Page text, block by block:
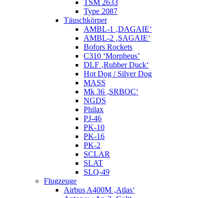
TSM 2633
Type 2087
Täuschkörper
AMBL-1 ‚DAGAIE‘
AMBL-2 ‚SAGAIE‘
Bofors Rockets
C310 ‘Morpheus’
DLF ‚Rubber Duck‘
Hot Dog / Silver Dog
MASS
Mk 36 ‚SRBOC‘
NGDS
Philax
PJ-46
PK-10
PK-16
PK-2
SCLAR
SLAT
SLQ-49
Flugzeuge
Airbus A400M ‚Atlas‘